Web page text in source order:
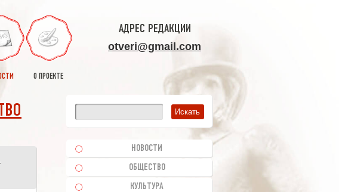
О ПРОЕКТЕ
АДРЕС РЕДАКЦИИ
otveri@gmail.com
НОВОСТИ
ОБЩЕСТВО
КУЛЬТУРА